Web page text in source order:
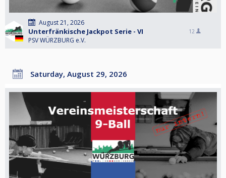
August 21, 2026
Unterfränkische Jackpot Serie - VI
PSV WÜRZBURG e.V.
12
Saturday, August 29, 2026